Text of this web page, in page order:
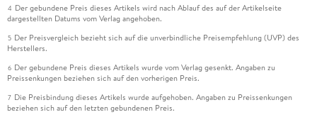
4 Der gebundene Preis dieses Artikels wird nach Ablauf des auf der Artikelseite
dargestellten Datums vom Verlag angehoben.
5 Der Preisvergleich bezieht sich auf die unverbindliche Preisempfehlung (UVP) des
Herstellers.
6 Der gebundene Preis dieses Artikels wurde vom Verlag gesenkt. Angaben zu
Preissenkungen beziehen sich auf den vorherigen Preis.
7 Die Preisbindung dieses Artikels wurde aufgehoben. Angaben zu Preissenkungen
beziehen sich auf den letzten gebundenen Preis.